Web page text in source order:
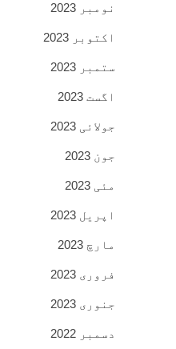
نومبر 2023
اکتوبر 2023
ستمبر 2023
اگست 2023
جولائی 2023
جون 2023
مئی 2023
اپریل 2023
مارچ 2023
فروری 2023
جنوری 2023
دسمبر 2022